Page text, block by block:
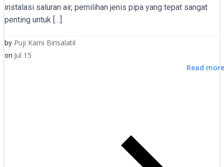
instalasi saluran air, pemilihan jenis pipa yang tepat sangat
penting untuk […]
by Puji Kami Birisalatil
on Jul 15
Read more